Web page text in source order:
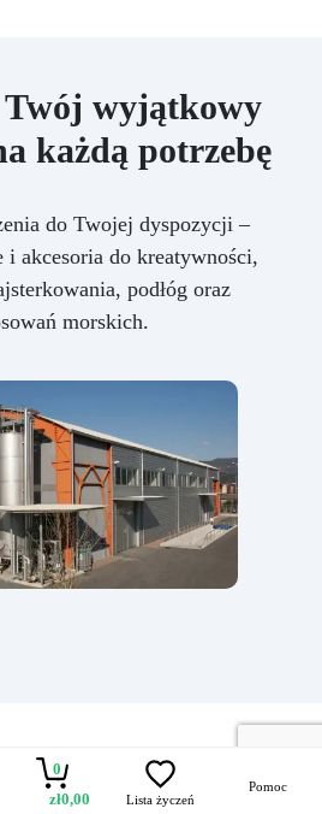
Twój wyjątkowy
każdą potrzebę
do Twojej dyspozycji –
akcesoria do kreatywności,
podłóg oraz
morskich.
żywiczna do zdjęć
Ramka z żywicy
0
zł0,00 Lista życzeń
Pomoc